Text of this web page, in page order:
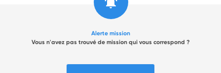
Alerte mission
Vous n'avez pas trouvé de mission qui vous correspond ?